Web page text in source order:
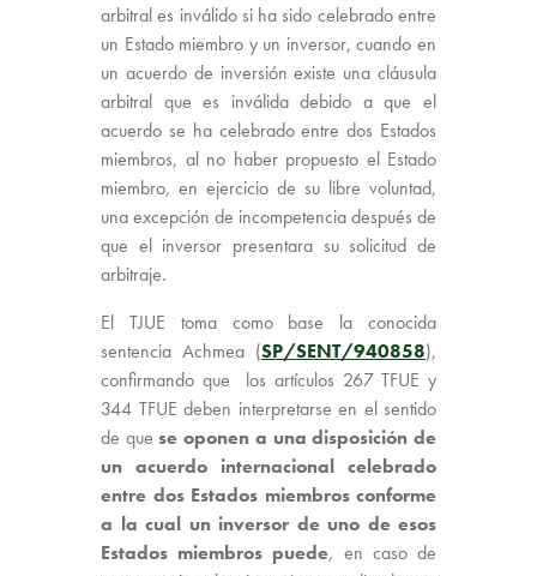
arbitral es inválido si ha sido celebrado entre
un Estado miembro y un inversor, cuando en
un acuerdo de inversión existe una cláusula
arbitral que es inválida debido a que el
acuerdo se ha celebrado entre dos Estados
miembros, al no haber propuesto el Estado
miembro, en ejercicio de su libre voluntad,
una excepción de incompetencia después de
que el inversor presentara su solicitud de
arbitraje.
El TJUE toma como base la conocida
sentencia Achmea (SP/SENT/940858),
confirmando que los artículos 267 TFUE y
344 TFUE deben interpretarse en el sentido
de que se oponen a una disposición de
un acuerdo internacional celebrado
entre dos Estados miembros conforme
a la cual un inversor de uno de esos
Estados miembros puede, en caso de